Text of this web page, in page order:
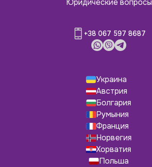
Юридические вопросы
+38 067 597 8687
Украина
Австрия
Болгария
Румыния
Франция
Норвегия
Хорватия
Польша